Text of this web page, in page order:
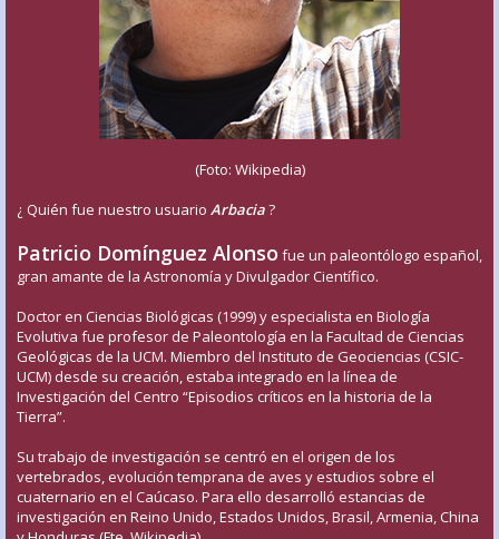
(Foto: Wikipedia)
¿ Quién fue nuestro usuario Arbacia?
Patricio Domínguez Alonso fue un paleontólogo español,
gran amante de la Astronomía y Divulgador Científico.
Doctor en Ciencias Biológicas (1999) y especialista en Biología
Evolutiva fue profesor de Paleontología en la Facultad de Ciencias
Geológicas de la UCM. Miembro del Instituto de Geociencias (CSIC-
UCM) desde su creación, estaba integrado en la línea de
Investigación del Centro “Episodios críticos en la historia de la
Tierra”.
Su trabajo de investigación se centró en el origen de los
vertebrados, evolución temprana de aves y estudios sobre el
cuaternario en el Caúcaso. Para ello desarrolló estancias de
investigación en Reino Unido, Estados Unidos, Brasil, Armenia, China